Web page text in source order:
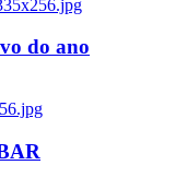
do ano